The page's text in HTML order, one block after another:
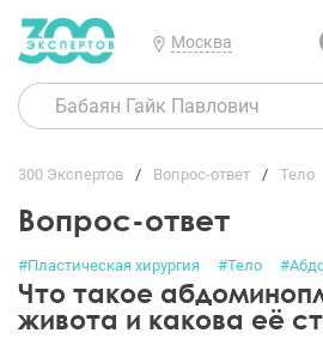
Москва
300 Экспертов Вопрос-ответ Тело
Вопрос-ответ
#Пластическая хирургия #Тело
Что такое
живота и какова её